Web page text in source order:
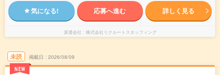
気になる! 応募へ進む 詳しく見る
派遣会社 株式会社リクルートスタッフィング
未読
NEW
掲載日 2026/08/09